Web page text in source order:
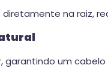
na raiz,
garantindo um